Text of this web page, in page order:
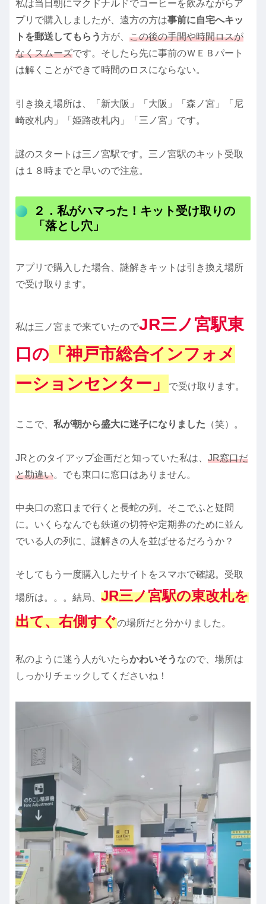
私は当日朝にマクドナルドでコーヒーを飲みながらア
プリで購入しましたが、遠方の方は事前に自宅へキッ
トを郵送してもらう方が、 この後の手間や時間ロスが
なくスムーズです。そしたら先に事前のＷＥＢパート
は解くことができて時間のロスにならない。
引き換え場所は、「新大阪」「大阪」「森ノ宮」「尼
崎改札内」「姫路改札内」「三ノ宮」です。
謎のスタートは三ノ宮駅です。三ノ宮駅のキット受取
は１８時までと早いので注意。
２．私がハマった！キット受け取りの
「落とし穴」
アプリで購入した場合、謎解きキットは引き換え場所
で受け取ります。
私は三ノ宮まで来ていたのでJR三ノ宮駅東
口の 「神戸市総合インフォメ
ーションセンター」
で受け取ります。
ここで、 私が朝から盛大に迷子になりました （笑）。
JRとのタイアップ企画だと知っていた私は、 JR窓口だ
と勘違い。でも東口に窓口はありません。
中央口の窓口まで行くと長蛇の列。そこでふと疑問
に。いくらなんでも鉄道の切符や定期券のために並ん
でいる人の列に、謎解きの人を並ばせるだろうか？
そしてもう一度購入したサイトをスマホで確認。受取
場所は。。。結局、 JR三ノ宮駅の東改札を
出て、右側すぐの場所だと分かりました。
私のように迷う人がいたらかわいそう なので、場所は
しっかりチェックしてくださいね！